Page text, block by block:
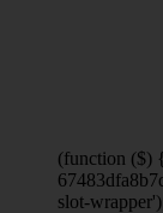
(function ($)
slot-